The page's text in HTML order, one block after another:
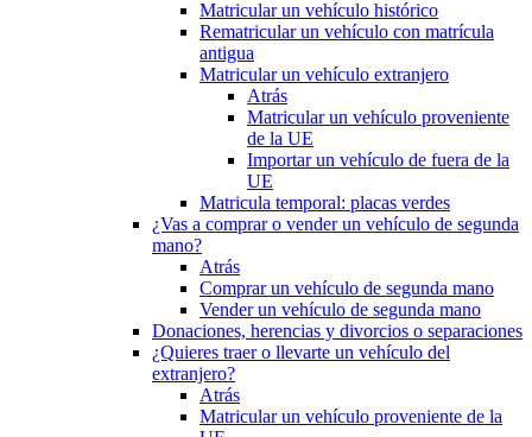
Matricular un vehículo histórico
Rematricular un vehículo con matrícula
antigua
Matricular un vehículo extranjero
Atrás
Matricular un vehículo proveniente
de la UE
Importar un vehículo de fuera de la
UE
Matricula temporal: placas verdes
¿Vas a comprar o vender un vehículo de segunda
mano?
Atrás
Comprar un vehículo de segunda mano
Vender un vehículo de segunda mano
Donaciones, herencias y divorcios o separaciones
¿Quieres traer o llevarte un vehículo del
extranjero?
Atrás
Matricular un vehículo proveniente de la